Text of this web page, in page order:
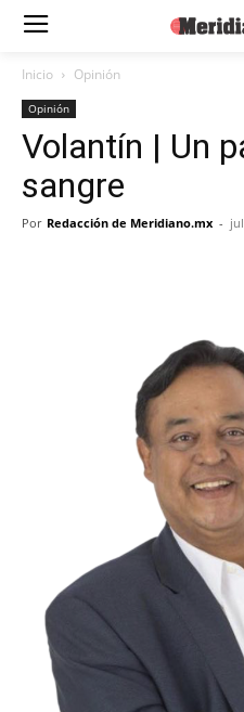
Inicio Opinión
Opinión
Volantín | Un
sangre
Por Redacción de Meridiano.mx -